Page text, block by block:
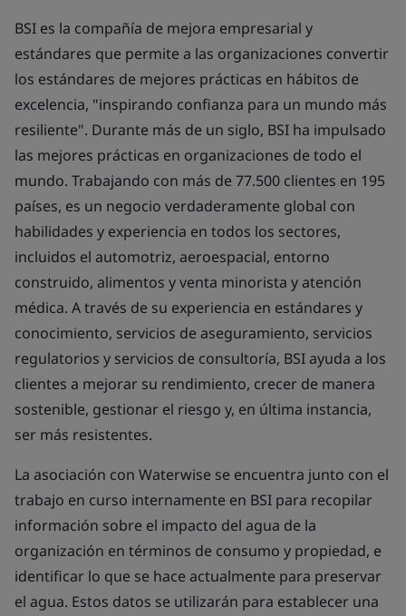
BSI es la compañía de mejora empresarial y
estándares que permite a las organizaciones convertir
los estándares de mejores prácticas en hábitos de
excelencia, "inspirando confianza para un mundo más
resiliente". Durante más de un siglo, BSI ha impulsado
las mejores prácticas en organizaciones de todo el
mundo. Trabajando con más de 77.500 clientes en 195
países, es un negocio verdaderamente global con
habilidades y experiencia en todos los sectores,
incluidos el automotriz, aeroespacial, entorno
construido, alimentos y venta minorista y atención
médica. A través de su experiencia en estándares y
conocimiento, servicios de aseguramiento, servicios
regulatorios y servicios de consultoría, BSI ayuda a los
clientes a mejorar su rendimiento, crecer de manera
sostenible, gestionar el riesgo y, en última instancia,
ser más resistentes.
La asociación con Waterwise se encuentra junto con el
trabajo en curso internamente en BSI para recopilar
información sobre el impacto del agua de la
organización en términos de consumo y propiedad, e
identificar lo que se hace actualmente para preservar
el agua. Estos datos se utilizarán para establecer una